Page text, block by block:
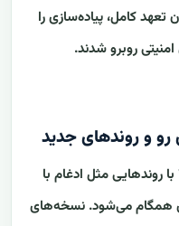
کامل، پیاده‌سازی را
روبرو شدند.
رو و روندهای جدید
در سال‌های آینده، خانواده ایزو ۲۷۰۰۰ با روندهایی مثل ادغام با
همگام می‌شود. نسخه‌های